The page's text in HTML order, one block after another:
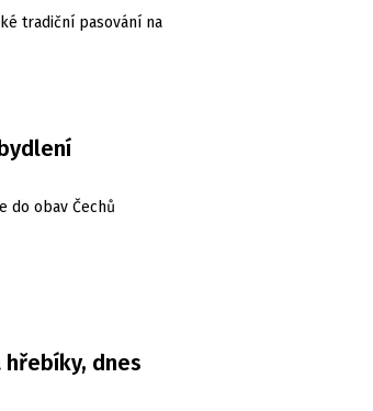
tradiční pasování na
do obav Čechů
dnes